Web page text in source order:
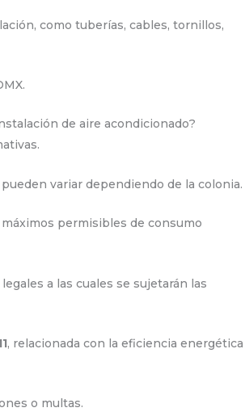
como tuberías, cables, tornillos,
de aire acondicionado?
pueden variar dependiendo de la colonia.
permisibles de consumo
a las cuales se sujetarán las
, relacionada con la eficiencia energética
o multas.